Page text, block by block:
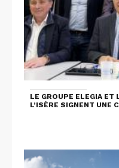
LE GROUPE ELEGIA ET
L’ISÈRE SIGNENT UNE